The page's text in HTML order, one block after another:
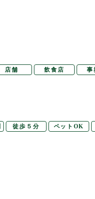
店舗 飲食店 事
徒歩５分 ペットOK